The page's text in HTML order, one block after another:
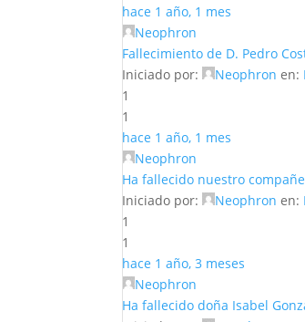
hace 1 año, 1 mes
Neophron
Fallecimiento de D. Pedro
Iniciado por:
Neophron en:
1
1
hace 1 año, 1 mes
Neophron
Ha fallecido nuestro
Iniciado por:
Neophron en:
1
1
hace 1 año, 3 meses
Neophron
Ha fallecido doña Isabel